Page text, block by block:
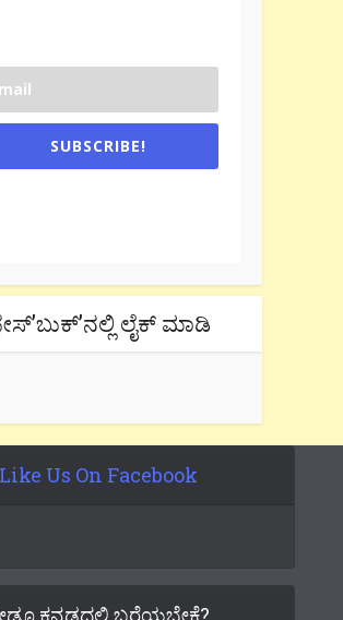
SUBSCRIBE!
ಲೈಕ್ ಮಾಡಿ
Like Us On Facebook
ಕನ್ನಡದಲ್ಲಿ ಬರೆಯಬೇಕೆ?